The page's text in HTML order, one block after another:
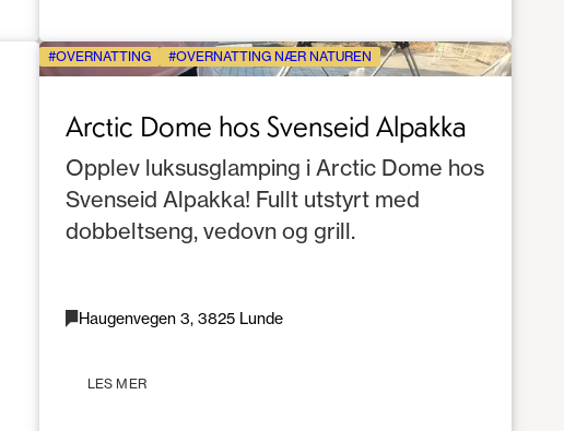
OVERNATTING OVERNATTING NÆR NATUREN
Arctic Dome hos Svenseid Alpakka
Opplev luksusglamping i Arctic Dome hos
Svenseid Alpakka! Fullt utstyrt med
dobbeltseng, vedovn og grill.
Haugenvegen 3, 3825 Lunde
LES MER